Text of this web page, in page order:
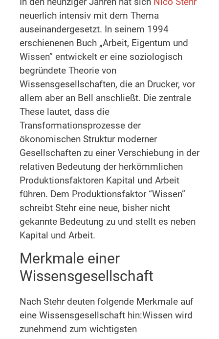
neuerlich intensiv mit dem Thema
auseinandergesetzt. In seinem 1994
erschienenen Buch „Arbeit, Eigentum und
Wissen” entwickelt er eine soziologisch
begründete Theorie von
Wissensgesellschaften, die an Drucker, vor
allem aber an Bell anschließt. Die zentrale
These lautet, dass die
Transformationsprozesse der
ökonomischen Struktur moderner
Gesellschaften zu einer Verschiebung in der
relativen Bedeutung der herkömmlichen
Produktionsfaktoren Kapital und Arbeit
führen. Dem Produktionsfaktor “Wissen”
schreibt Stehr eine neue, bisher nicht
gekannte Bedeutung zu und stellt es neben
Kapital und Arbeit.
Merkmale einer
Wissensgesellschaft
Nach Stehr deuten folgende Merkmale auf
eine Wissensgesellschaft hin:Wissen wird
zunehmend zum wichtigsten